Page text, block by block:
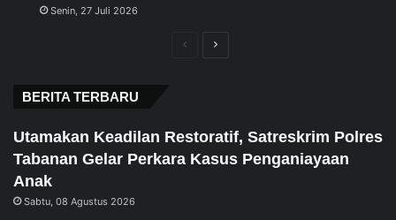
Senin, 27 Juli 2026
PreviousNext
BERITA TERBARU
Utamakan Keadilan Restoratif, Satreskrim Polres
Tabanan Gelar Perkara Kasus Penganiayaan
Anak
Sabtu, 08 Agustus 2026